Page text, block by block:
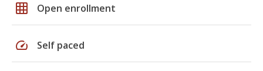
grid_on Open enrollment
speed Self paced